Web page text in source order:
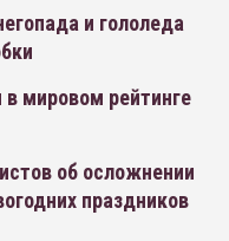
и гололеда
мировом рейтинге
об осложнении
праздников